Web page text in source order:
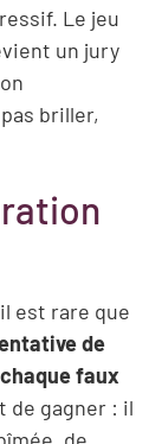
Le jeu
un jury
briller,
est rare que
de
faux
de gagner : il